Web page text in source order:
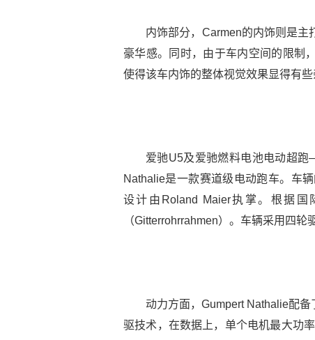
内饰部分，Carmen的内饰则是主
豪华感。同时，由于车内空间的限制
使得该车内饰的整体视觉效果显得有些
爱驰U5及爱驰燃料电池电动超
Nathalie是一款赛道级电动跑车。车
设计由Roland Maier执掌。根据国
（Gitterrohrrahmen）。车辆采用四轮
动力方面，Gumpert Nathalie配
驱技术，在数据上，单个电机最大功